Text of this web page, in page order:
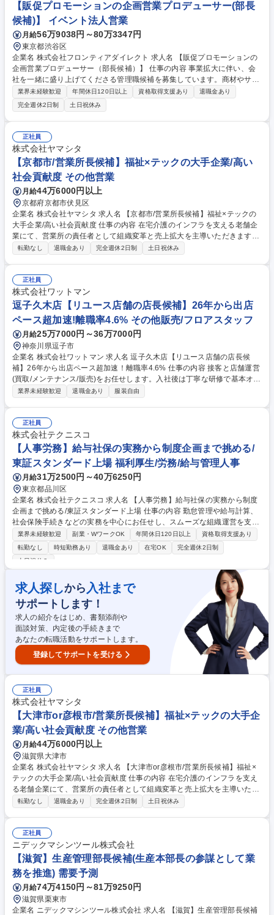
【販促プロモーションの企画営業プロデューサー(部長
候補)】 イベント法人営業
月給56万9038円～80万3347円
東京都渋谷区
企業名 株式会社フロンティアダイレクト 求人名 【販促プロモーションの
企画営業プロデューサー（部長候補）】 仕事の内容 事業拡大に伴い、会
社を一緒に盛り上げてくださる管理職候補を募集しています。商材やサー
ビス、売り場づくり等のセールスプロモーションにおける企画提案・運営
やチームのマネジメントのすべてをお任せします。 ■クライアント課題の
特定とSP戦略の立案■リアル・体験型プロモーションの全体設計■現場パ
フォーマンスの数値管理とPDCA■大規模プロジェクトの進行管理・リソ
ース最適化■組織マネジメントとグループ間シナジーの創出■施設・プラッ
トフォーマーとの交渉・連携■チームメンバー(5～8名程)のマネジメント
等 募集職種 【販促プロモーションの企画営業プロデューサー（部長候
補）】
業界未経験歓迎 年間休日120日以上 資格取得支援あり
退職金あり
完全週休2日制
土日祝休み
正社員
株式会社ヤマシタ
【京都市/営業所長候補】福祉×テックの大手企業/高い
社会貢献度 その他営業
月給44万6000円以上
京都府京都市伏見区
企業名 株式会社ヤマシタ 求人名 【京都市/営業所長候補】福祉×テックの
大手企業/高い社会貢献度 仕事の内容 在宅介護のインフラを支える老舗企
業にて、営業所の責任者として組織変革と売上拡大を主導いただきます。
30名規模の組織運営と年率15％以上の拠点成長、採用や拠点開発、M&A
模の拠点の売上シェアNo.1実現に向けた戦略立案■年率15％成長を目標と
した中途採用、新規出店、M&Aの推進■データに基づく業務改善と生産性
向上、新サービスの企画実行■ビジョンの浸透とメンバーの育成・評価
【業務の変更範囲】：当社業務全般 募集職種 【京都市/営業所長候補】福
祉×テックの大手企業/高い社会貢献度
転勤なし 退職金あり 完全週休2日制 土日祝休み
正社員
株式会社ワットマン
逗子久木店【リユース店舗の店長候補】26年から出店
ペース超加速!離職率4.6% その他販売/フロアスタッフ
月給25万7000円～36万7000円
神奈川県逗子市
企業名 株式会社ワットマン 求人名 逗子久木店【リユース店舗の店長候
補】26年から出店ペース超加速！離職率4.6% 仕事の内容 接客と店舗運営
(買取/メンテナンス/販売)をお任せします。入社後は丁寧な研修で基本オペ
レーションを習得しつつ、数値管理やスタッフマネジメント等へ業務範囲
急拡大！⇒店長ポスト急増！キャリアアップチャンス◎ ■ワークライフバ
ランスに会社全体で取組み⇒残業削減と生産性向上のため日々の個人の役
割を決めるポジション表あり！休日出勤ほぼ無です。 ■目標：個人ノルマ
無/店舗単位で売上を担います ■キャリアパス：スタッフ→副店長→店長→
ブロック長→グループ長→営業本部長 募集職種 逗子久木店【リユース店
舗の店長候補】26年から出店ペース超加速！離職率4.6%
業界未経験歓迎 退職金あり 服装自由
正社員
株式会社テクニスコ
【人事労務】給与社保の実務から制度企画まで挑める/
東証スタンダード上場 福利厚生/労務/給与管理人事
月給31万2500円～40万6250円
東京都品川区
企業名 株式会社テクニスコ 求人名 【人事労務】給与社保の実務から制度
企画まで挑める/東証スタンダード上場 仕事の内容 勤怠管理や給与計算、
社会保険手続きなどの実務を中心にお任せし、スムーズな組織運営を支え
ます。将来的にはご自身の志向に合わせて就業規則や人事制度の構築、採
用、教育支援など企画業務への挑戦も可能です。 ■勤怠管理の集計・確認
■給与計算（ペイロール）実務 ■社会保険・労働保険の諸手続き ■就業規則
運用 【仕事の魅力】定型労務にとどまらず、人事企画や制度構築など幅広
い領域へとステップアップできる柔軟な環境です。少数精鋭のため個人の
裁量が大きく、組織づくりにダイレクトに関わるやりがいを実感できま
す。 募集職種 【人事労務】給与社保の実務から制度企画まで挑める/東証
スタンダード上場
業界未経験歓迎 副業・WワークOK 年間休日120日以上
資格取得支援あり
転勤なし
時短勤務あり 退職金あり 在宅OK
完全週休2日制
土日祝休み
求人探しから 入社まで
サポートします！
求人の紹介をはじめ、書類添削や
面談対策、内定後の手続きまで
あなたの転職活動をサポートします。
登録してサポートを受ける
正社員
株式会社ヤマシタ
【大津市or彦根市/営業所長候補】福祉×テックの大手企
業/高い社会貢献度 その他営業
月給44万6000円以上
滋賀県大津市
企業名 株式会社ヤマシタ 求人名 【大津市or彦根市/営業所長候補】福祉×
テックの大手企業/高い社会貢献度 仕事の内容 在宅介護のインフラを支え
る老舗企業にて、営業所の責任者として組織変革と売上拡大を主導いただ
きます。30名規模の組織運営と年率15％以上の拠点成長、採用や拠点開
は】■30名規模の拠点の売上シェアNo.1実現に向けた戦略立案■年率15％
成長を目標とした中途採用、新規出店、M&Aの推進■データに基づく業務
改善と生産性向上、新サービスの企画実行■ビジョンの浸透とメンバーの
育成・評価 【業務の変更範囲】：当社業務全般 募集職種 【大津市or彦根
市/営業所長候補】福祉×テックの大手企業/高い社会貢献度
転勤なし 退職金あり 完全週休2日制 土日祝休み
正社員
ニデックマシンツール株式会社
【滋賀】生産管理部長候補(生産本部長の参謀として業
務を推進) 需要予測
月給74万4150円～81万9250円
滋賀県栗東市
企業名 ニデックマシンツール株式会社 求人名 【滋賀】生産管理部長候補